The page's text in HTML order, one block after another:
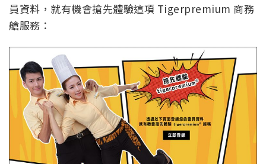
員資料，就有機會搶先體驗這項 Tigerpremium 商務
艙服務：